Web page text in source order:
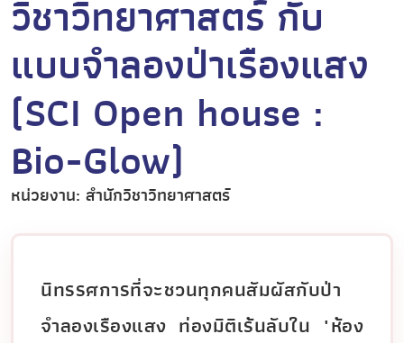
วิชาวิทยาศาสตร์ กับ
แบบจำลองป่าเรืองแสง
(SCI Open house :
Bio-Glow)
หน่วยงาน: สำนักวิชาวิทยาศาสตร์
นิทรรศการที่จะชวนทุกคนสัมผัสกับป่า
จำลองเรืองแสง ท่องมิติเร้นลับใน "ห้อง